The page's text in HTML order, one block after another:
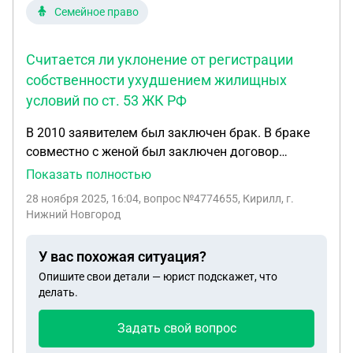
Семейное право
Считается ли уклонение от регистрации
собственности ухудшением жилищных
условий по ст. 53 ЖК РФ
В 2010 заявителем был заключен брак. В браке
совместно с женой был заключен договор
долевого участия о финансировании
многоквартирном доме (по ½ доли каждым). По
подписан акт прима-передачи квартиры. Вместе с
тем, участники в Росреестр не обращались и
право собственности не регистрировали. В 2012
производился по причине его отсутствия. В 2013
Показать полностью
28 ноября 2025, 16:04, вопрос №4774655, Кирилл, г.
Нижний Новгород
У вас похожая ситуация?
Опишите свои детали — юрист подскажет, что
делать.
Задать свой вопрос